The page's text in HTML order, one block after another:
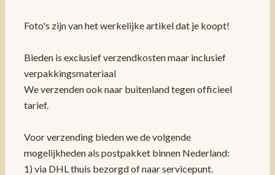
Foto's zijn van het werkelijke artikel dat je koopt!
Bieden is exclusief verzendkosten maar inclusief
verpakkingsmateriaal
We verzenden ook naar buitenland tegen officieel
tarief.
Voor verzending bieden we de volgende
mogelijkheden als postpakket binnen Nederland:
1) via DHL thuis bezorgd of naar servicepunt.